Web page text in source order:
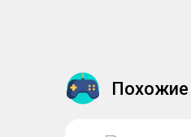
Похожие